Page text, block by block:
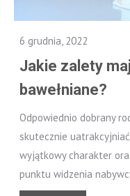
6 grudnia, 2022
Jakie zalety
bawełniane?
Odpowiednio dobrany
skutecznie
wyjątkowy charakter
punktu widzenia